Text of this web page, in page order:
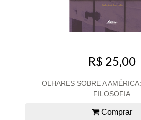
R$ 25,00
OLHARES SOBRE A
FILOSOFIA
Comprar